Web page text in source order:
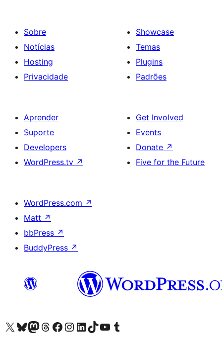
Sobre
Notícias
Hosting
Privacidade
Showcase
Temas
Plugins
Padrões
Aprender
Suporte
Developers
WordPress.tv ↗
Get Involved
Events
Donate ↗
Five for the Future
WordPress.com ↗
Matt ↗
bbPress ↗
BuddyPress ↗
Visite a nossa conta X (antigo Twitter)
Visit our Bluesky account
Visit our Mastodon account
Visit our Threads account
Visite a nossa página do Facebook
Visite a nossa conta no Instagram
Visite a nossa conta no LinkedIn
Visit our TikTok account
Visit our YouTube channel
Visit our Tumblr account